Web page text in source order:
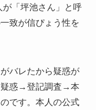
「坪池さん」と呼
致が信ぴょう性を
バレたから疑惑が
疑惑→登記調査→本
です。本人の公式